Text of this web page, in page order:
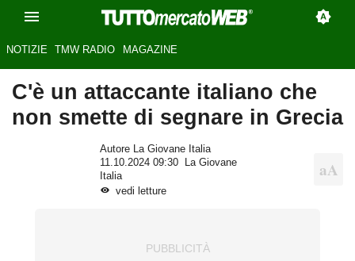
NOTIZIE TMW RADIO MAGAZINE
C'è un attaccante italiano che
non smette di segnare in Grecia
Autore La Giovane Italia
11.10.2024 09:30
La Giovane
Italia
vedi letture